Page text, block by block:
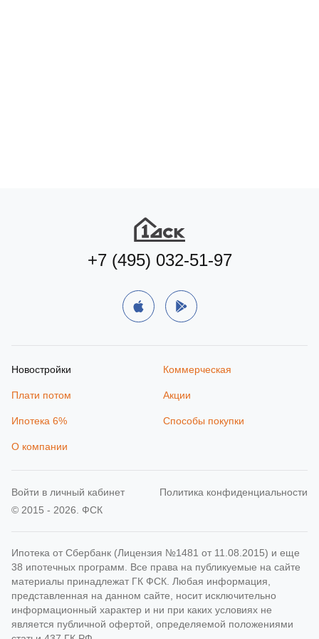
+7 (495) 032-51-97
Новостройки Коммерческая
Плати потом Акции
Ипотека 6% Способы покупки
О компании
© 2015 - 2026. ФСК
Политика конфиденциальности
Ипотека от Сбербанк (Лицензия №1481 от 11.08.2015) и еще
38 ипотечных программ. Все права на публикуемые на сайте
материалы принадлежат ГК ФСК. Любая информация,
представленная на данном сайте, носит исключительно
информационный характер и ни при каких условиях не
является публичной офертой, определяемой положениями
Войти в личный кабинет